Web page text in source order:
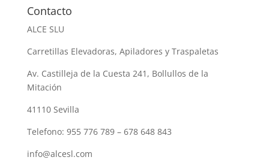
Contacto
ALCE SLU
Carretillas Elevadoras, Apiladores y Traspaletas
Av. Castilleja de la Cuesta 241, Bollullos de la
Mitación
41110 Sevilla
Telefono: 955 776 789 – 678 648 843
info@alcesl.com